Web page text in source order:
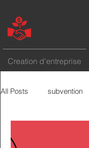
Creation d'entreprise
All Posts subvention